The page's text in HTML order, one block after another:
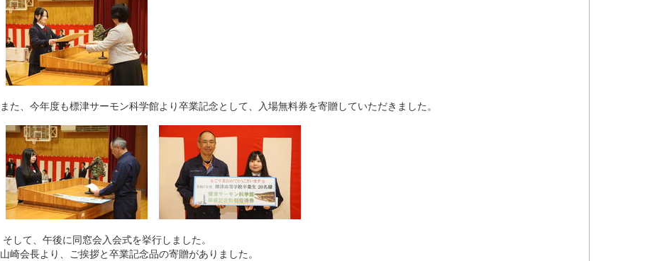
また、今年度も標津サーモン科学館より卒業記念として、入場無料券を寄贈していただきました。
そして、午後に同窓会入会式を挙行しました。
山崎会長より、ご挨拶と卒業記念品の寄贈がありました。